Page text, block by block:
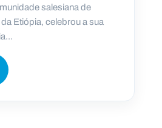
salesiana de
Etiópia, celebrou a sua